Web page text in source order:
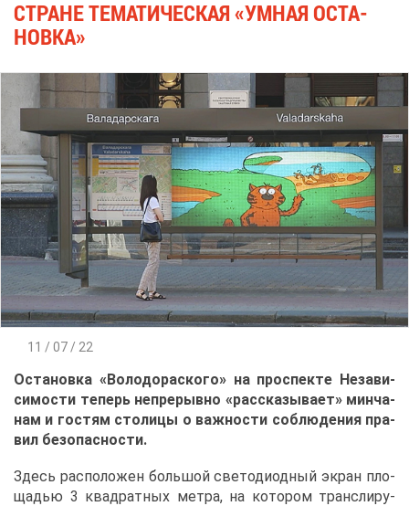
СТРАНЕ ТЕ­МА­ТИ­ЧЕ­СКАЯ «УМ­НАЯ ОСТА­
НОВ­КА»
11 / 07 / 22
Оста­нов­ка «Во­ло­до­рас­ко­го» на про­спек­те Неза­ви­
си­мо­сти те­перь непре­рыв­но «рас­ска­зы­ва­ет» мин­ча­
нам и го­стям сто­ли­цы о важ­но­сти со­блю­де­ния пра­
вил без­опас­но­сти.
Здесь рас­по­ло­жен боль­шой све­то­ди­од­ный экран пло­
ща­дью 3 квад­рат­ных мет­ра, на ко­то­ром транс­ли­ру­